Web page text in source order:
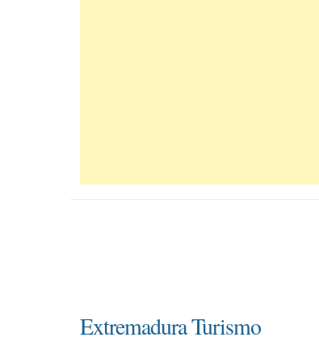
Extremadura Turismo